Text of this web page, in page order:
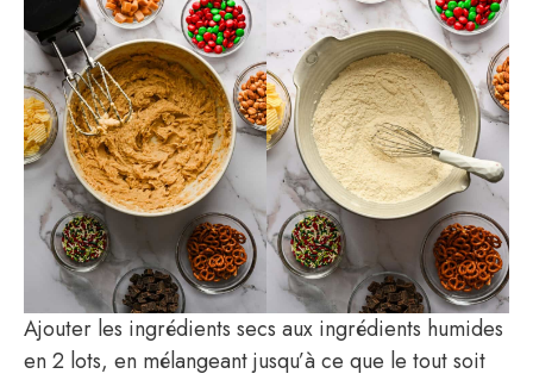
Ajouter les ingrédients secs aux ingrédients humides
en 2 lots, en mélangeant jusqu’à ce que le tout soit